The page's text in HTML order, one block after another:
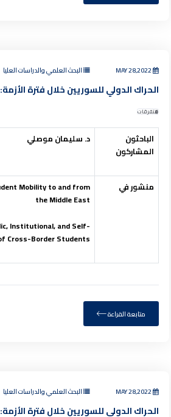
MAY 28,2022 البحث العلمي والدراسات العليا
الحراك الدولي للسوريين خلال فترة
متفرقات
الباحثون
المشاركون
د. سليمان موصلي
منشور في
Mobility to and from
the Middle East
Institutional, andSelf-
Cross-Border Students
متابعة القراءة
MAY 28,2022 البحث العلمي والدراسات العليا
الحراك الدولي للسوريين خلال فترة